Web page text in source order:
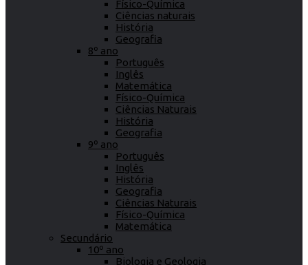
Físico-Química
Ciências naturais
História
Geografia
8º ano
Português
Inglês
Matemática
Físico-Química
Ciências Naturais
História
Geografia
9º ano
Português
Inglês
História
Geografia
Ciências Naturais
Físico-Química
Matemática
Secundário
10º ano
Biologia e Geologia